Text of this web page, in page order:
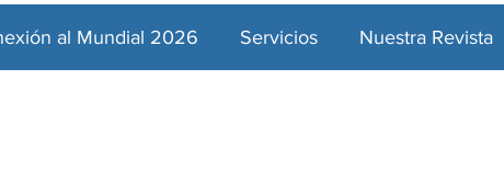
al Mundial 2026 Servicios Nuestra Revista